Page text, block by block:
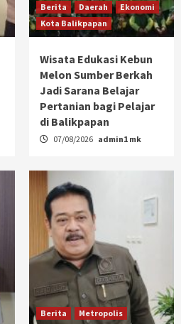
Berita Daerah
Ekonomi
Kota Balikpapan
Wisata Edukasi Kebun
Melon Sumber Berkah
Jadi Sarana Belajar
Pertanian bagi Pelajar
di Balikpapan
07/08/2026 admin1 mk
Berita Metropolis